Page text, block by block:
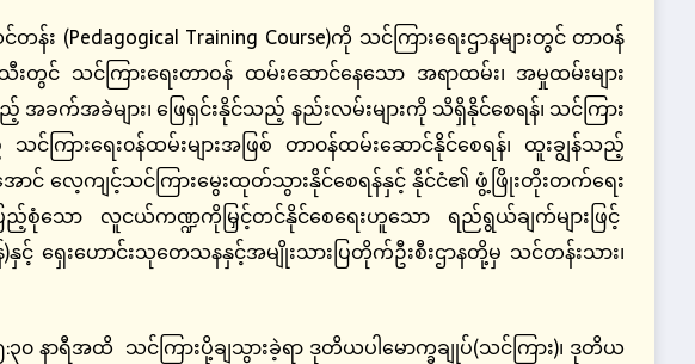
(Pedagogical Training Course)ကို သင်ကြားရေးဌာနများတွင် တာ၀န်
င် သင်ကြားရေးတာဝန် ထမ်းဆောင်နေသော အရာထမ်း၊ အမှုထမ်းများ
ခက်အခဲများ၊ ဖြေရှင်းနိုင်သည့် နည်းလမ်းများကို သိရှိနိုင်စေရန်၊ သင်ကြား
းရေး၀န်ထမ်းများအဖြစ် တာ၀န်ထမ်းဆောင်နိုင်စေရန်၊ ထူးချွန်သည့်
ာင် လေ့ကျင့်သင်ကြားမွေးထုတ်သွားနိုင်စေရန်နှင့် နိုင်ငံ၏ ဖွံ့ဖြိုးတိုးတက်ရေး
ပြည့်စုံသော လူငယ်ကဏ္ဍကိုမြှင့်တင်နိုင်စေရေးဟူသော ရည်ရွယ်ချက်များဖြင့်
ေးဟောင်းသုတေသနနှင့်အမျိုးသားပြတိုက်ဦးစီးဌာနတို့မှ သင်တန်းသား၊
ာရီအထိ သင်ကြားပို့ချသွားခဲ့ရာ ဒုတိယပါမောက္ခချုပ်(သင်ကြား)၊ ဒုတိယ